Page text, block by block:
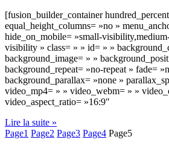
[fusion_builder_container
equal_height_columns= »no »
hide_on_mobile= »small-
visibility » class= » » id= » »
background_image= » »
background_repeat= »no-repeat » fade=
background_parallax= »none »
video_mp4= » » video_webm= » »
video_aspect_ratio= »16:9″
Lire la suite »
Page1 Page2 Page3 Page4 Page5